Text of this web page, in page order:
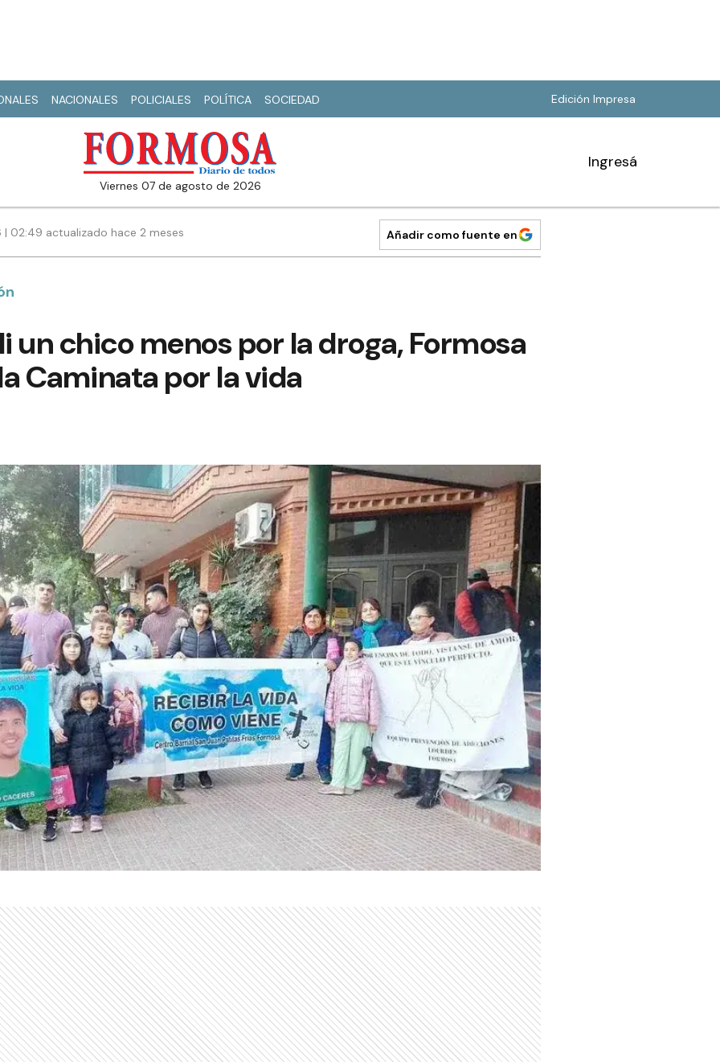
NACIONALES POLICIALES POLÍTICA SOCIEDAD Edición Impresa
viernes 07 de agosto de 2026
Ingresá
| 02:49 actualizado hace 2 meses Añadir como fuente en
un chico menos por la droga, Formosa
Caminata por la vida